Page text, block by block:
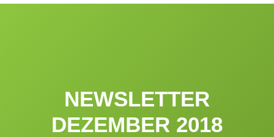
NEWSLETTER
DEZEMBER 2018